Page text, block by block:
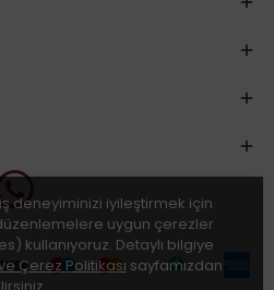
deneyiminizi iyileştirmek için
uygun çerezler
kullanıyoruz. Detaylı bilgiye
Çerez Politikası sayfamızdan